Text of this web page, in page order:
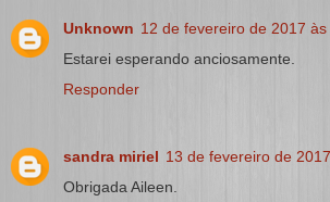
Unknown 12 de fevereiro de 2017 às
Estarei esperando anciosamente.
Responder
sandra miriel 13 de fevereiro de
Obrigada Aileen.